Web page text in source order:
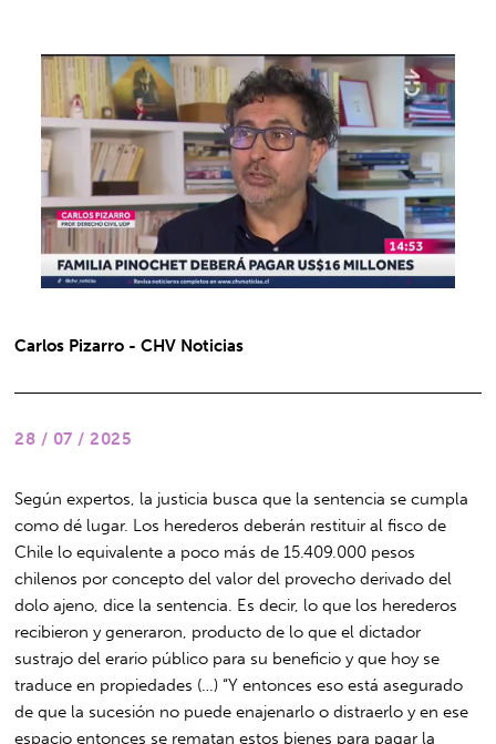
Carlos Pizarro - CHV Noticias
28 / 07 / 2025
Según expertos, la justicia busca que la sentencia se cumpla
como dé lugar. Los herederos deberán restituir al fisco de
Chile lo equivalente a poco más de 15.409.000 pesos
chilenos por concepto del valor del provecho derivado del
dolo ajeno, dice la sentencia. Es decir, lo que los herederos
recibieron y generaron, producto de lo que el dictador
sustrajo del erario público para su beneficio y que hoy se
traduce en propiedades (…) “Y entonces eso está asegurado
de que la sucesión no puede enajenarlo o distraerlo y en ese
espacio entonces se rematan estos bienes para pagar la